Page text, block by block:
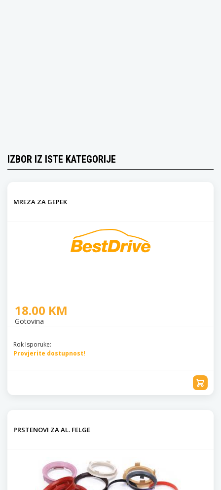
IZBOR IZ ISTE KATEGORIJE
MREZA ZA GEPEK
18.00 KM
Gotovina
Rok Isporuke:
Provjerite dostupnost!
PRSTENOVI ZA AL. FELGE